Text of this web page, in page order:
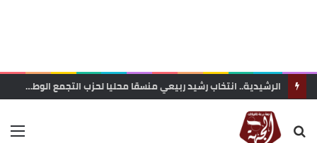
الرشيدية.. انتخاب رشيد ربيعي منسقا محليا لحزب التجمع الوطني للأحرار بجماعة الرتب